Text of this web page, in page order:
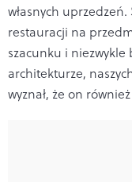
własnych
restauracji na
szacunku i niezwykle
architekturze,
wyznał, że on